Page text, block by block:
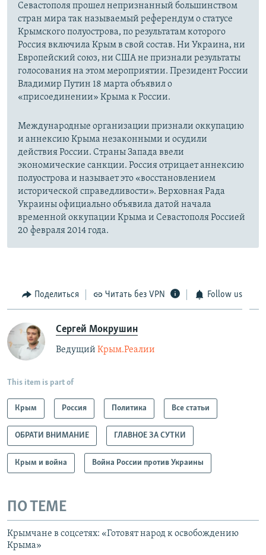
Севастополя прошел непризнанный большинством
стран мира так называемый референдум о статусе
Крымского полуострова, по результатам которого
Россия включила Крым в свой состав. Ни Украина, ни
Европейский союз, ни США не признали результаты
голосования на этом мероприятии. Президент России
Владимир Путин 18 марта объявил о
«присоединении» Крыма к России.
Международные организации признали оккупацию
и аннексию Крыма незаконными и осудили
действия России. Страны Запада ввели
экономические санкции. Россия отрицает аннексию
полуострова и называет это «восстановлением
исторической справедливости». Верховная Рада
Украины официально объявила датой начала
временной оккупации Крыма и Севастополя Россией
20 февраля 2014 года.
Поделиться Читать без VPN Follow us
Сергей Мокрушин
Ведущий Крым.Реалии
This item is part of
Крым Россия Политика Все статьи
ОБРАТИ ВНИМАНИЕ ГЛАВНОЕ ЗА СУТКИ
Крым и война Война России против Украины
ПО ТЕМЕ
Крымчане в соцсетях: «Готовят народ к освобождению
Крыма»